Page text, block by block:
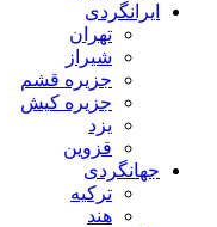
ایرانگردی
تهران
شیراز
جزیره قشم
جزیره کیش
یزد
قزوین
جهانگردی
ترکیه
هند